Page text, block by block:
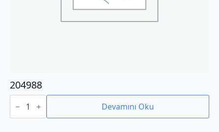
204988
204988
adet Devamını Oku